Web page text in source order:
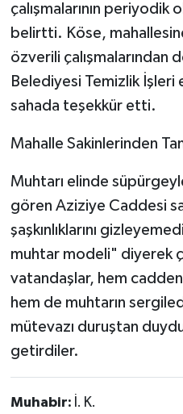
çalışmalarının
belirtti. Köse,
özverili çalışmalarından
Belediyesi Temizlik
sahada teşekkür etti.
​Mahalle Sakinlerinden
​Muhtarı elinde
gören Aziziye Caddesi
şaşkınlıklarını
muhtar modeli" diyerek
vatandaşlar, hem
hem de muhtarın
mütevazı duruştan
getirdiler.
Muhabir: İ. K.